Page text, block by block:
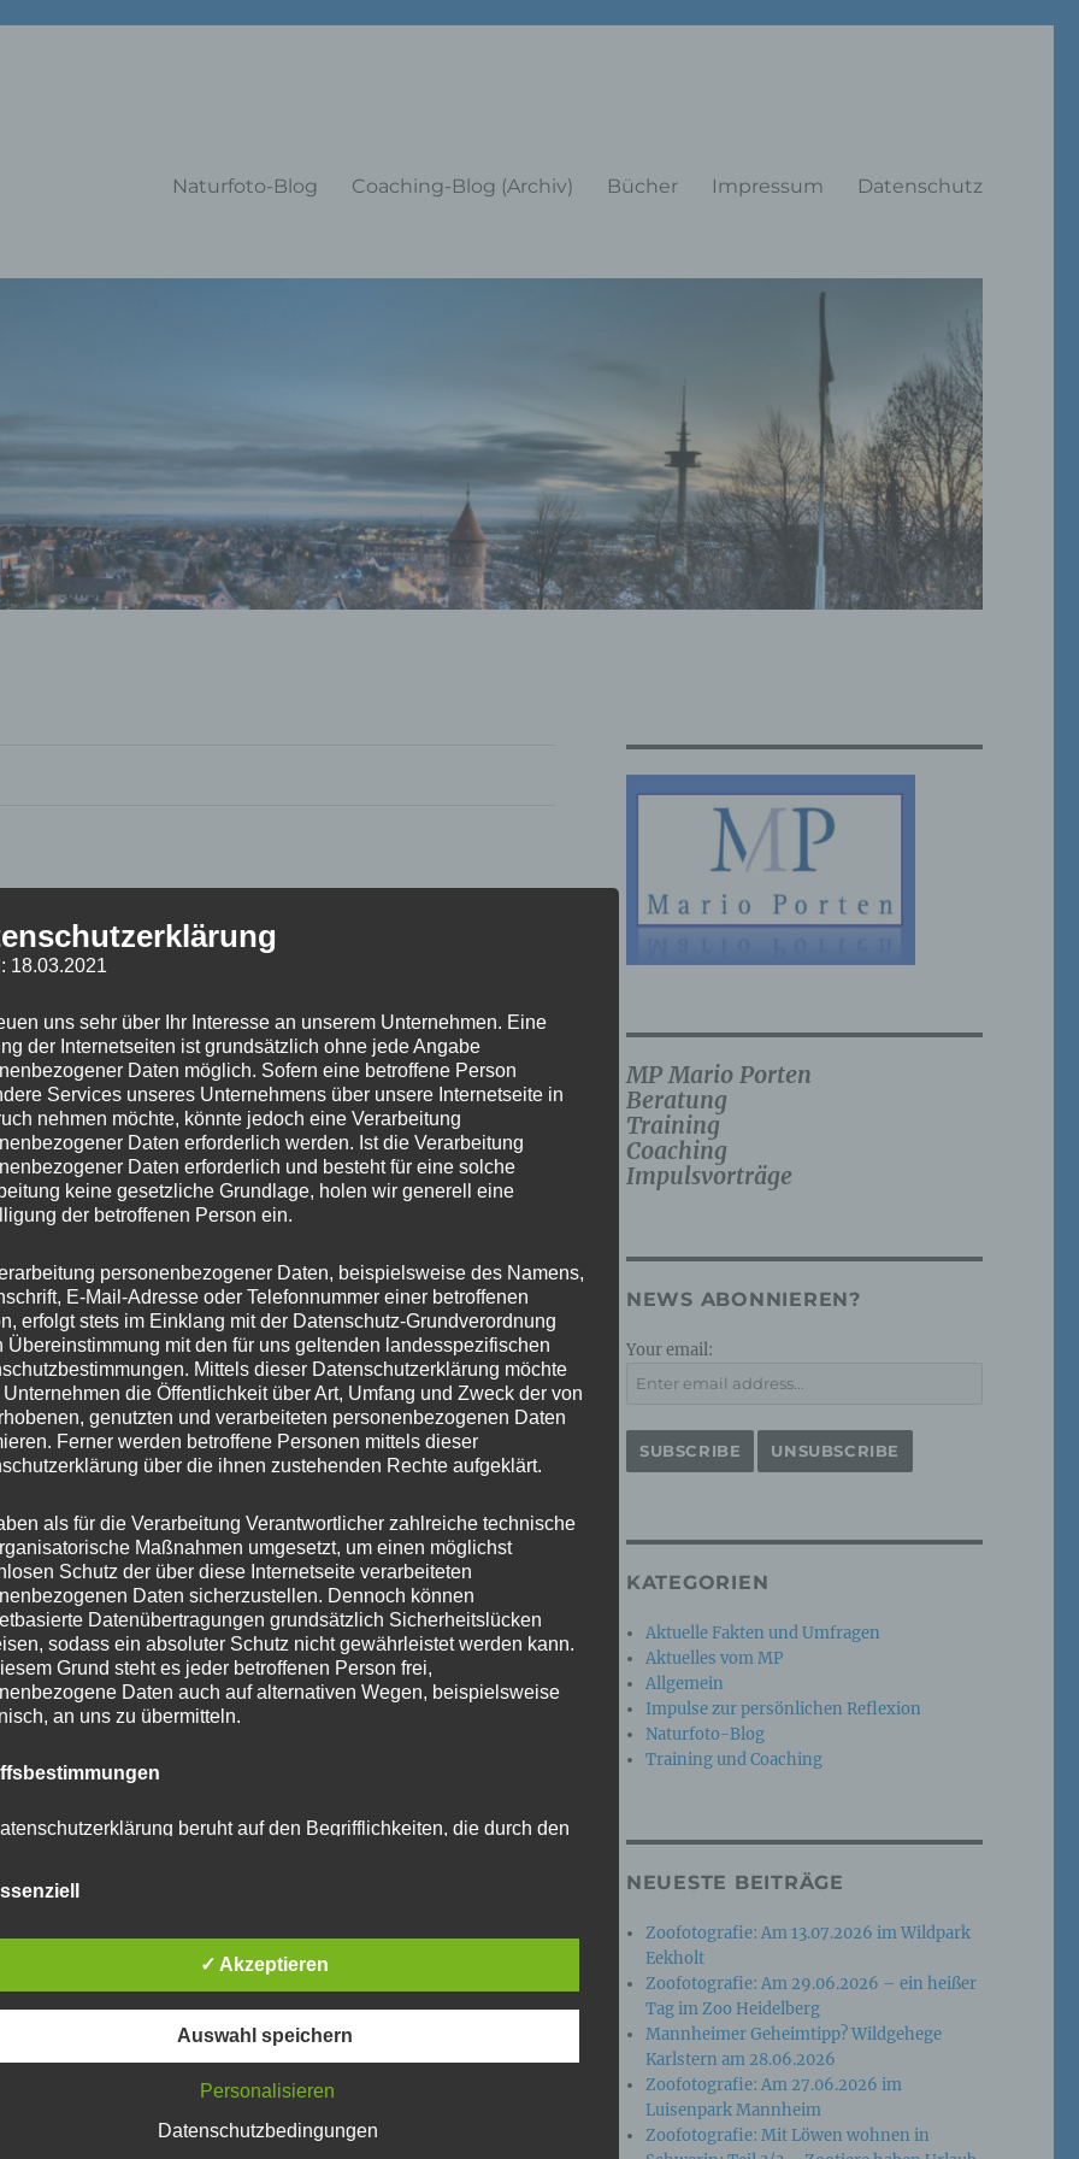
Naturfoto-Blog Coaching-Blog (Archiv) Bücher Impressum Datenschutz
abzugeben.
reduzieren.
MP Mario Porten
Beratung
Training
Coaching
Impulsvorträge
NEWS ABONNIEREN?
Your email:
KATEGORIEN
Aktuelle Fakten und Umfragen
Aktuelles vom MP
Allgemein
Impulse zur persönlichen Reflexion
Naturfoto-Blog
Training und Coaching
NEUESTE BEITRÄGE
Zoofotografie: Am 13.07.2026 im Wildpark
Eekholt
Zoofotografie: Am 29.06.2026 – ein heißer
Tag im Zoo Heidelberg
Mannheimer Geheimtipp? Wildgehege
Karlstern am 28.06.2026
Zoofotografie: Am 27.06.2026 im
Luisenpark Mannheim
Zoofotografie: Mit Löwen wohnen in
18.03.2021
uns sehr über Ihr Interesse an unserem Unternehmen. Eine
der Internetseiten ist grundsätzlich ohne jede Angabe
Daten möglich. Sofern eine betroffene Person
Services unseres Unternehmens über unsere Internetseite in
nehmen möchte, könnte jedoch eine Verarbeitung
Daten erforderlich werden. Ist die Verarbeitung
Daten erforderlich und besteht für eine solche
keine gesetzliche Grundlage, holen wir generell eine
der betroffenen Person ein.
personenbezogener Daten, beispielsweise des Namens,
E-Mail-Adresse oder Telefonnummer einer betroffenen
erfolgt stets im Einklang mit der Datenschutz-Grundverordnung
Übereinstimmung mit den für uns geltenden landesspezifischen
Mittels dieser Datenschutzerklärung möchte
Unternehmen die Öffentlichkeit über Art, Umfang und Zweck der von
genutzten und verarbeiteten personenbezogenen Daten
Ferner werden betroffene Personen mittels dieser
über die ihnen zustehenden Rechte aufgeklärt.
als für die Verarbeitung Verantwortlicher zahlreiche technische
Maßnahmen umgesetzt, um einen möglichst
Schutz der über diese Internetseite verarbeiteten
Daten sicherzustellen. Dennoch können
Datenübertragungen grundsätzlich Sicherheitslücken
sodass ein absoluter Schutz nicht gewährleistet werden kann.
Grund steht es jeder betroffenen Person frei,
Daten auch auf alternativen Wegen, beispielsweise
an uns zu übermitteln.
beruht auf den Begrifflichkeiten, die durch den
Grundverordnung (DS-GVO) verwendet wurden. Unsere
soll sowohl für die Öffentlichkeit als auch für unsere
gewährleisten, möchten wir vorab die verwendeten
in dieser Datenschutzerklärung unter anderem die
✓ Akzeptieren
Auswahl speichern
Personalisieren
Datenschutzbedingungen